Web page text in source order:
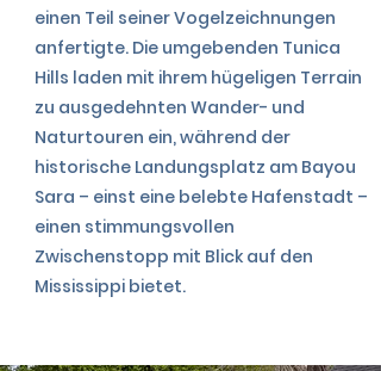
einen Teil seiner Vogelzeichnungen
anfertigte. Die umgebenden Tunica
Hills laden mit ihrem hügeligen Terrain
zu ausgedehnten Wander- und
Naturtouren ein, während der
historische Landungsplatz am Bayou
Sara – einst eine belebte Hafenstadt –
einen stimmungsvollen
Zwischenstopp mit Blick auf den
Mississippi bietet.